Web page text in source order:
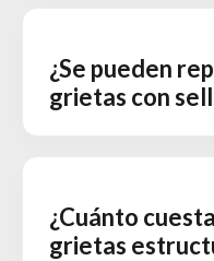
¿Se pueden
grietas con
¿Cuánto
grietas